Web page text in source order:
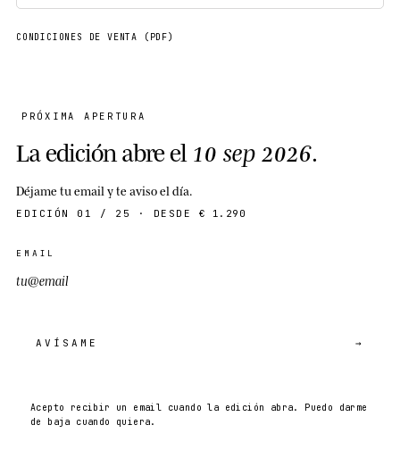
CONDICIONES DE VENTA (PDF)
PRÓXIMA APERTURA
La edición abre el 10 sep 2026.
Déjame tu email y te aviso el día.
EDICIÓN 01 / 25 · DESDE € 1.290
EMAIL
AVÍSAME →
Acepto recibir un email cuando la edición abra. Puedo darme
de baja cuando quiera.